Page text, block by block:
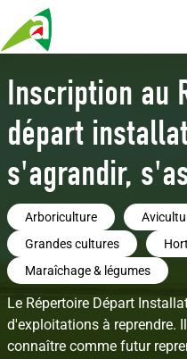
au
contenu
Inscription au
départ
s'agrandir,
Arboriculture
Grandes cultures
Maraîchage & légumes
Le Répertoire Départ
d'exploitations à reprendre.
connaître comme futur